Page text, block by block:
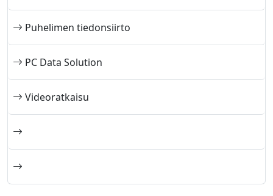
Puhelimen tiedonsiirto
PC Data Solution
Videoratkaisu